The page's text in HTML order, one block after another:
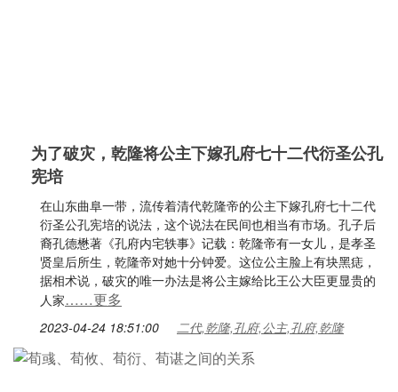
为了破灾，乾隆将公主下嫁孔府七十二代衍圣公孔
宪培
在山东曲阜一带，流传着清代乾隆帝的公主下嫁孔府七十二代
衍圣公孔宪培的说法，这个说法在民间也相当有市场。孔子后
裔孔德懋著《孔府内宅轶事》记载：乾隆帝有一女儿，是孝圣
贤皇后所生，乾隆帝对她十分钟爱。这位公主脸上有块黑痣，
据相术说，破灾的唯一办法是将公主嫁给比王公大臣更显贵的
人家……更多
2023-04-24 18:51:00 二代,乾隆,孔府,公主,孔府,乾隆